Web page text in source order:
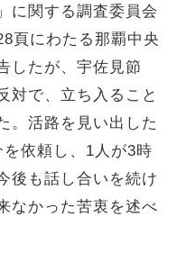
に関する調査委員会
頁にわたる那覇中央
したが、宇佐見節
対で、立ち入ること
。活路を見い出した
依頼し、1人が3時
後も話し合いを続け
なかった苦衷を述べ